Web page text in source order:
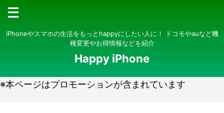
iPhoneやスマホの生活をもっとhappyにしたい人に！ ドコモやauなど機
種変更やお得情報などを紹介
Happy iPhone
※本ページはプロモーションが含まれています